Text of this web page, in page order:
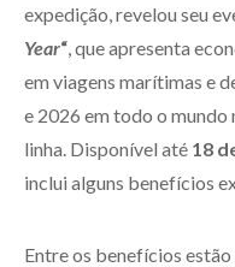
expedição, revelou seu
Year“ , que apresenta
em viagens marítimas e
e 2026 em todo o
linha. Disponível até 18
inclui alguns benefícios
Entre os benefícios